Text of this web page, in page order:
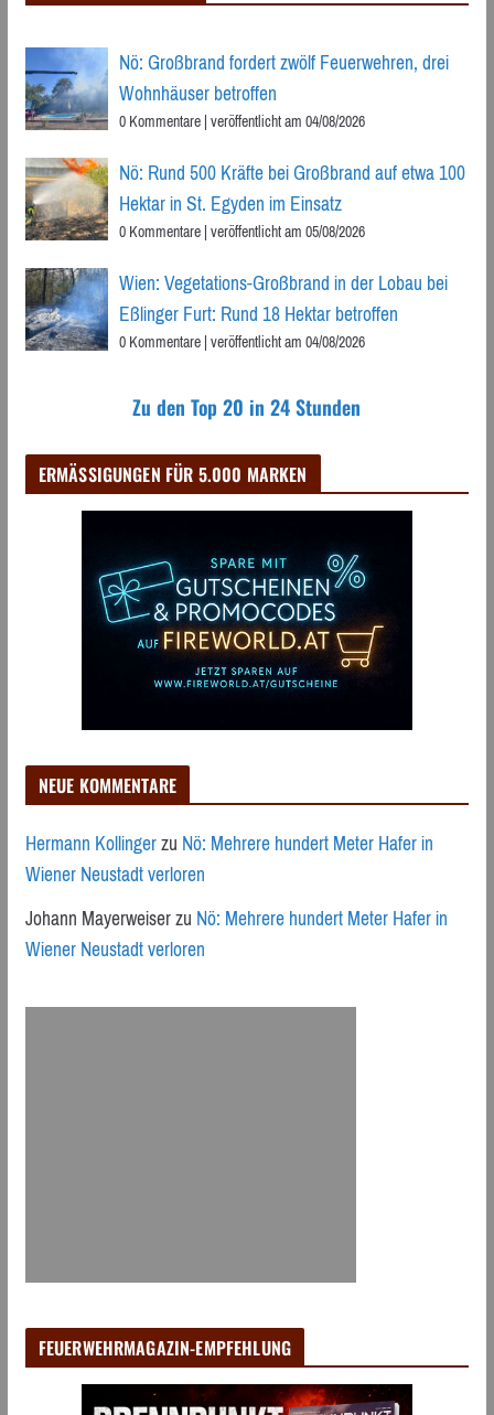
Nö: Großbrand fordert zwölf Feuerwehren, drei
Wohnhäuser betroffen
0 Kommentare|veröffentlicht am 04/08/2026
Nö: Rund 500 Kräfte bei Großbrand auf etwa 100
Hektar in St. Egyden im Einsatz
0 Kommentare|veröffentlicht am 05/08/2026
Wien: Vegetations-Großbrand in der Lobau bei
Eßlinger Furt: Rund 18 Hektar betroffen
0 Kommentare|veröffentlicht am 04/08/2026
Zu den Top 20 in 24 Stunden
ERMÄSSIGUNGEN FÜR 5.000 MARKEN
NEUE KOMMENTARE
Hermann KollingerzuNö: Mehrere hundert Meter Hafer in
Wiener Neustadt verloren
Johann MayerweiserzuNö: Mehrere hundert Meter Hafer in
Wiener Neustadt verloren
FEUERWEHRMAGAZIN-EMPFEHLUNG